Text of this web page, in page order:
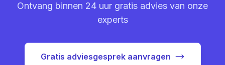
Ontvang binnen 24 uur gratis advies van onze
experts
Gratis adviesgesprek aanvragen